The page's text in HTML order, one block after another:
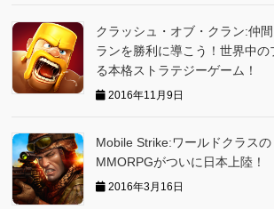
クラッシュ・オブ・クラン:仲
ランを勝利に導こう！世界中
る本格ストラテジーゲーム！
2016年11月9日
Mobile Strike:ワールドクラス
MMORPGがついに日本上陸！
2016年3月16日